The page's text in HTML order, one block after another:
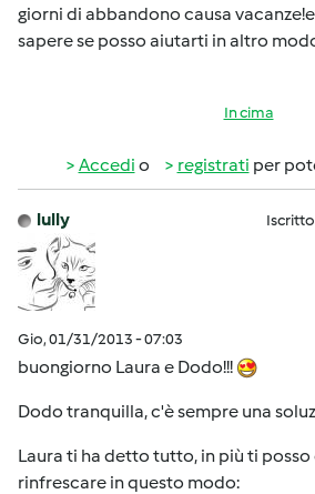
giorni di abbandono causa
sapere se posso aiutarti in altro
In cima
Accedi o registrati per
lully
Gio, 01/31/2013 - 07:03
buongiorno Laura e Dodo!!!
Dodo tranquilla, c'è sempre una
Laura ti ha detto tutto, in più ti
rinfrescare in questo modo: